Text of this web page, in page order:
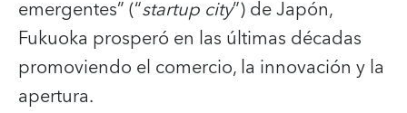
emergentes” (“startup city”) de Japón,
Fukuoka prosperó en las últimas décadas
promoviendo el comercio, la innovación y la
apertura.